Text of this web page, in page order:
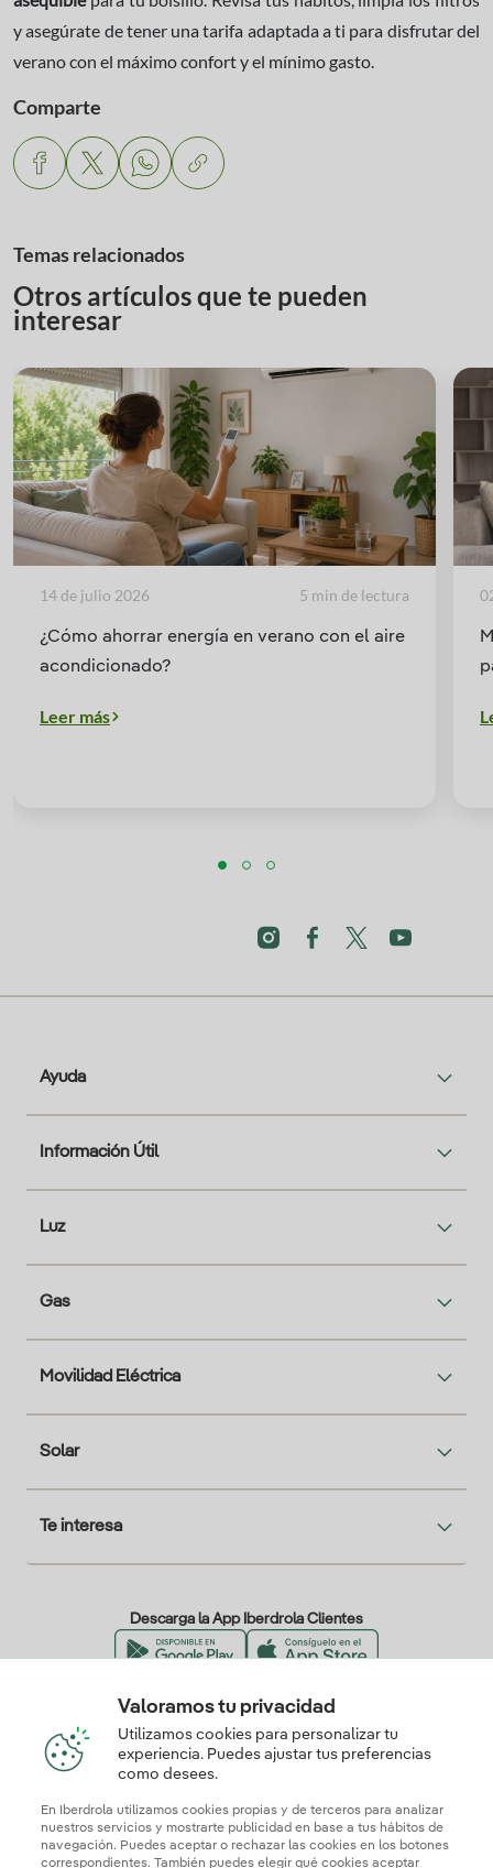
y asegúrate de tener una tarifa adaptada a ti para disfrutar del
verano con el máximo confort y el mínimo gasto.
Comparte
Temas relacionados
Otros artículos que te pueden
interesar
¿Cómo ahorrar energía en verano con el aire
acondicionado?
14 de julio 2026 5 min de lectura
Leer más
Ayuda
Información Útil
Luz
Gas
Movilidad Eléctrica
Solar
Te interesa
Descarga la App Iberdrola Clientes
Nuestros certificados de confianza
Valoramos tu privacidad
Utilizamos cookies para personalizar tu
experiencia. Puedes ajustar tus preferencias
como desees.
En Iberdrola utilizamos cookies propias y de terceros para analizar
nuestros servicios y mostrarte publicidad en base a tus hábitos de
navegación. Puedes aceptar o rechazar las cookies en los botones
correspondientes. También puedes elegir qué cookies aceptar